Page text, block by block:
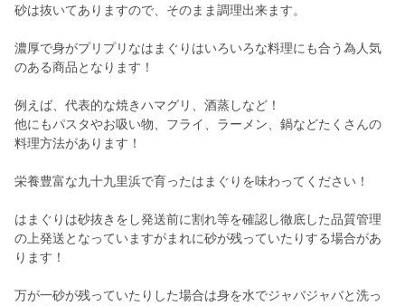
砂は抜いてありますので、そのまま調理出来ます。
濃厚で身がプリプリなはまぐりはいろいろな料理にも合う為人気
のある商品となります！
例えば、代表的な焼きハマグリ、酒蒸しなど！
他にもパスタやお吸い物、フライ、ラーメン、鍋などたくさんの
料理方法があります！
栄養豊富な九十九里浜で育ったはまぐりを味わってください！
はまぐりは砂抜きをし発送前に割れ等を確認し徹底した品質管理
の上発送となっていますがまれに砂が残っていたりする場合があ
ります！
万が一砂が残っていたりした場合は身を水でジャバジャバと洗っ